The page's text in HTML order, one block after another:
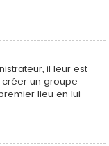
il leur est
un groupe
lieu en lui